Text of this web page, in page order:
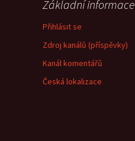
Základní informace
Přihlásit se
Zdroj kanálů (příspěvky)
Kanál komentářů
Česká lokalizace